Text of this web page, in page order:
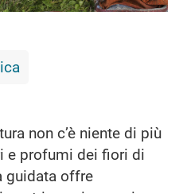
non c’è niente di più
e profumi dei fiori di
guidata offre